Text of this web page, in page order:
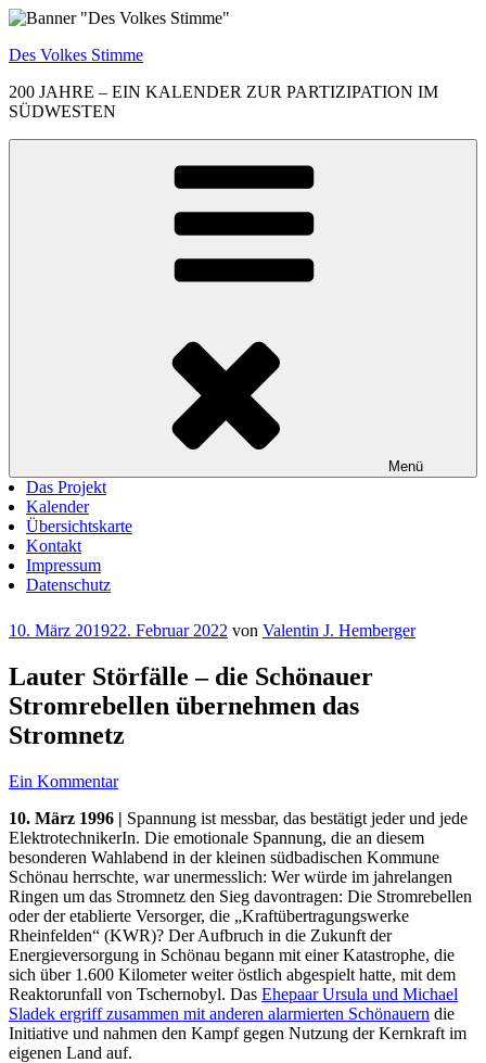
Zum
springen
Des Volkes Stimme
200 JAHRE – EIN KALENDER ZUR PARTIZIPATION IM
SÜDWESTEN
Menü
Das Projekt
Kalender
Übersichtskarte
Kontakt
Impressum
Datenschutz
Veröffentlicht
10. März 201922. Februar 2022 von Valentin J. Hemberger
Lauter Störfälle – die Schönauer
Stromrebellen übernehmen das
Stromnetz
Ein Kommentar
10. März 1996 | Spannung ist messbar, das bestätigt jeder und jede
ElektrotechnikerIn. Die emotionale Spannung, die an diesem
besonderen Wahlabend in der kleinen südbadischen Kommune
Schönau herrschte, war unermesslich: Wer würde im jahrelangen
Ringen um das Stromnetz den Sieg davontragen: Die Stromrebellen
oder der etablierte Versorger, die „Kraftübertragungswerke
Rheinfelden“ (KWR)? Der Aufbruch in die Zukunft der
Energieversorgung in Schönau begann mit einer Katastrophe, die
sich über 1.600 Kilometer weiter östlich abgespielt hatte, mit dem
Reaktorunfall von Tschernobyl. Das Ehepaar Ursula und Michael
Sladek ergriff zusammen mit anderen alarmierten Schönauern die
Initiative und nahmen den Kampf gegen Nutzung der Kernkraft im
eigenen Land auf.